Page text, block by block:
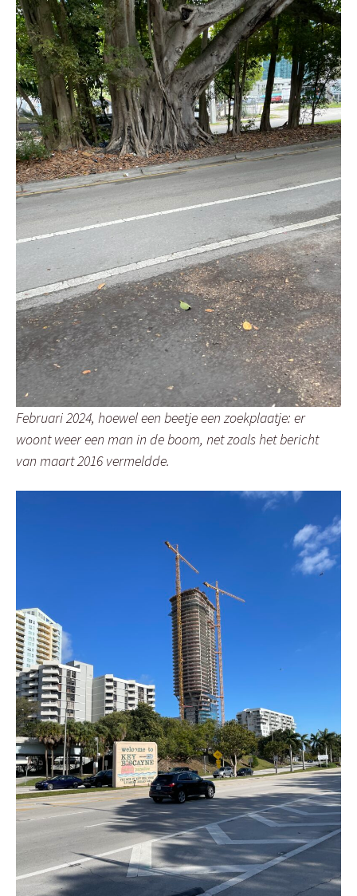
Februari 2024, hoewel een beetje een zoekplaatje: er
woont weer een man in de boom, net zoals het bericht
van maart 2016 vermeldde.